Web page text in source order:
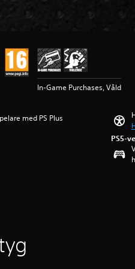
In-Game Purchases, Våld
med PS Plus
PS5-